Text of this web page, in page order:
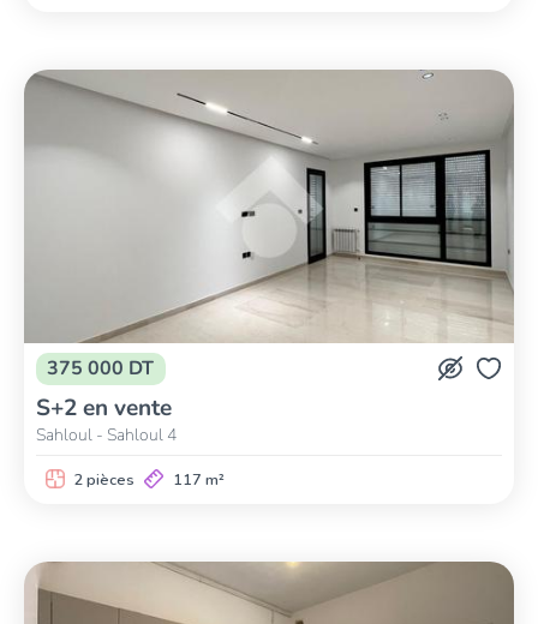
375 000 DT
S+2 en vente
Sahloul - Sahloul 4
2 pièces 117 m²